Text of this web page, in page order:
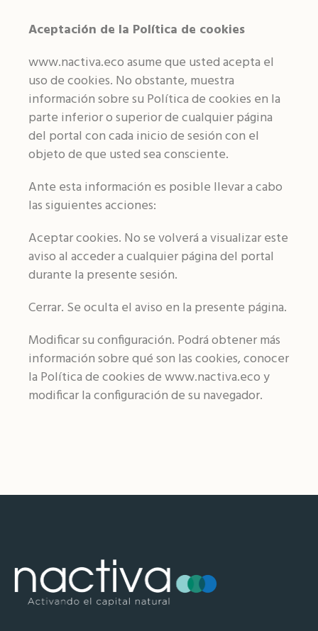
Aceptación de la Política de cookies
www.nactiva.eco asume que usted acepta el
uso de cookies. No obstante, muestra
información sobre su Política de cookies en la
parte inferior o superior de cualquier página
del portal con cada inicio de sesión con el
objeto de que usted sea consciente.
Ante esta información es posible llevar a cabo
las siguientes acciones:
Aceptar cookies. No se volverá a visualizar este
aviso al acceder a cualquier página del portal
durante la presente sesión.
Cerrar. Se oculta el aviso en la presente página.
Modificar su configuración. Podrá obtener más
información sobre qué son las cookies, conocer
la Política de cookies de www.nactiva.eco y
modificar la configuración de su navegador.